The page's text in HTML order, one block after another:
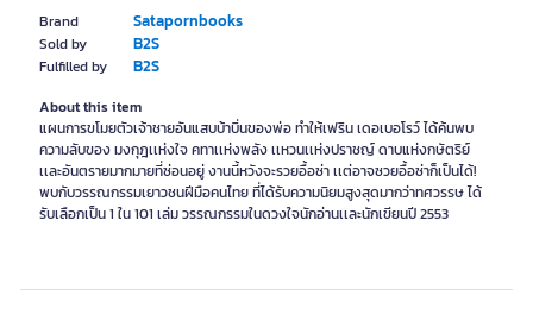
Brand Satapornbooks
Sold by B2S
Fulfilled by B2S
About this item
แผนการขโมยตัวเจ้าชายอันแสบบ้าบิ่นของพ่อ ทำให้เฟริน เดอเบอโรว์ ได้ค้นพบ
ความลับของ มงกุฎเเห่งใจ คทาเเห่งพลัง เเหวนเเห่งปราชญ์ ดาบแห่งกษัตริย์
เเละอันตรายมากมายที่ซ่อนอยู่ งานนี้หวังจะรวยอื้อซ่า เเต่อาจซวยอื้อซ่าก็เป็นได้!
พบกับวรรณกรรมเยาวชนฝีมือคนไทย ที่ได้รับความนิยมสูงสุดมากว่าทศวรรษ ได้
รับเลือกเป็น 1 ใน 101 เล่ม วรรณกรรมในดวงใจนักอ่านเเละนักเขียนปี 2553